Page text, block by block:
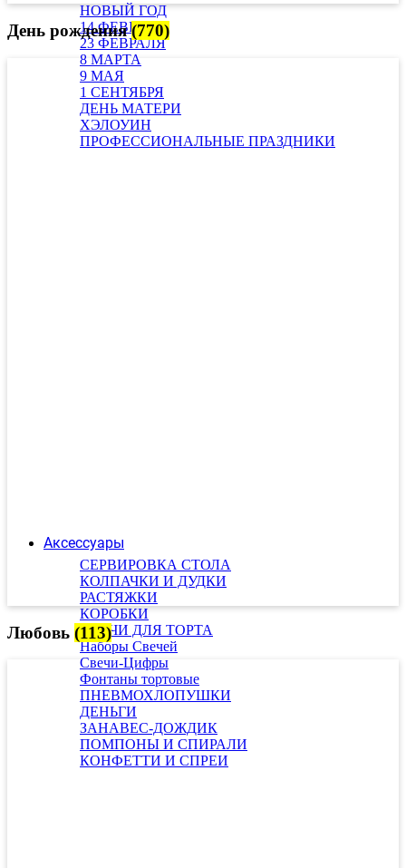
НОВЫЙ ГОД
14 ФЕВРАЛЯ
23 ФЕВРАЛЯ
8 МАРТА
9 МАЯ
1 СЕНТЯБРЯ
ДЕНЬ МАТЕРИ
ХЭЛОУИН
ПРОФЕССИОНАЛЬНЫЕ ПРАЗДНИКИ
Аксессуары
СЕРВИРОВКА СТОЛА
КОЛПАЧКИ И ДУДКИ
РАСТЯЖКИ
КОРОБКИ
СВЕЧИ ДЛЯ ТОРТА
Наборы Свечей
Свечи-Цифры
Фонтаны тортовые
ПНЕВМОХЛОПУШКИ
ДЕНЬГИ
ЗАНАВЕС-ДОЖДИК
ПОМПОНЫ И СПИРАЛИ
КОНФЕТТИ И СПРЕИ
День рождения(770)
Любовь (113)